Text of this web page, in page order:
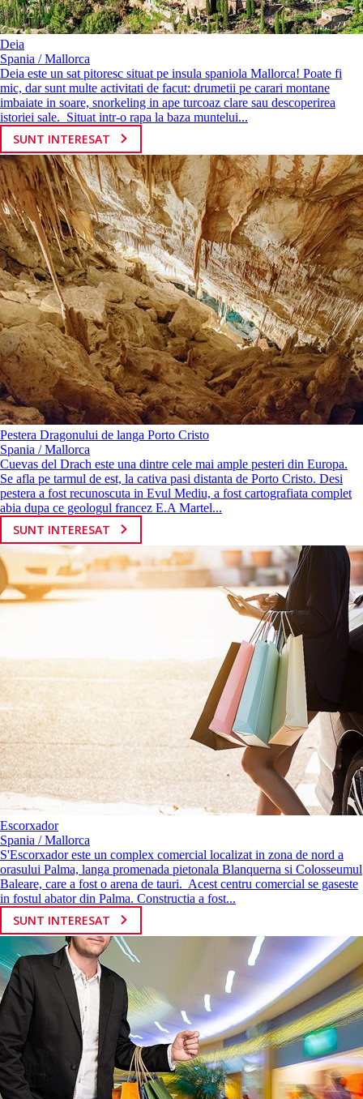
Deia
Spania / Mallorca
Deia este un sat pitoresc situat pe insula spaniola Mallorca! Poate fi
mic, dar sunt multe activitati de facut: drumetii pe carari montane
imbaiate in soare, snorkeling in ape turcoaz clare sau descoperirea
istoriei sale. Situat intr-o rapa la baza muntelui...
SUNT INTERESAT
Pestera Dragonului de langa Porto Cristo
Spania / Mallorca
Cuevas del Drach este una dintre cele mai ample pesteri din Europa.
Se afla pe tarmul de est, la cativa pasi distanta de Porto Cristo. Desi
pestera a fost recunoscuta in Evul Mediu, a fost cartografiata complet
abia dupa ce geologul francez E.A Martel...
SUNT INTERESAT
Escorxador
Spania / Mallorca
S'Escorxador este un complex comercial localizat in zona de nord a
orasului Palma, langa promenada pietonala Blanquerna si Colosseumul
Baleare, care a fost o arena de tauri. Acest centru comercial se gaseste
in fostul abator din Palma. Constructia a fost...
SUNT INTERESAT